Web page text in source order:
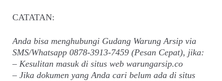
CATATAN:
Anda bisa menghubungi Gudang Warung Arsip via
SMS/Whatsapp 0878-3913-7459 (Pesan Cepat), jika:
– Kesulitan masuk di situs web warungarsip.co
– Jika dokumen yang Anda cari belum ada di situs